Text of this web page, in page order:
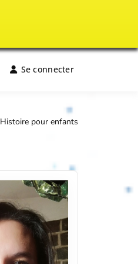
Se connecter
Histoire pour enfants